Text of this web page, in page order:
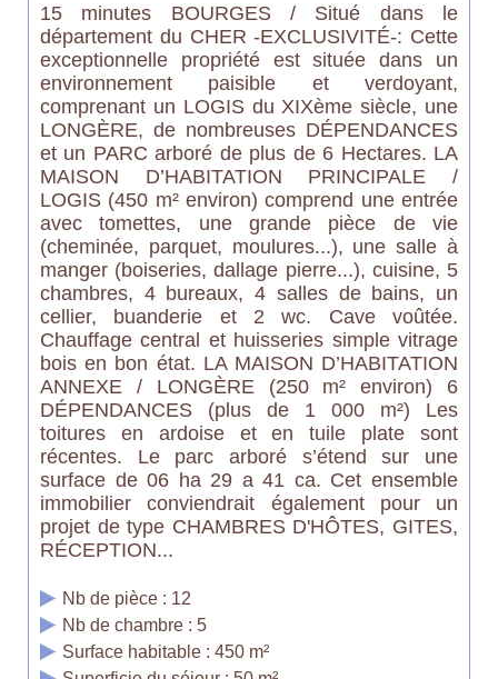
15 minutes BOURGES / Situé dans le
département du CHER -EXCLUSIVITÉ-: Cette
exceptionnelle propriété est située dans un
environnement paisible et verdoyant,
comprenant un LOGIS du XIXème siècle, une
LONGÈRE, de nombreuses DÉPENDANCES
et un PARC arboré de plus de 6 Hectares. LA
MAISON D’HABITATION PRINCIPALE /
LOGIS (450 m² environ) comprend une entrée
avec tomettes, une grande pièce de vie
(cheminée, parquet, moulures...), une salle à
manger (boiseries, dallage pierre...), cuisine, 5
chambres, 4 bureaux, 4 salles de bains, un
cellier, buanderie et 2 wc. Cave voûtée.
Chauffage central et huisseries simple vitrage
bois en bon état. LA MAISON D’HABITATION
ANNEXE / LONGÈRE (250 m² environ) 6
DÉPENDANCES (plus de 1 000 m²) Les
toitures en ardoise et en tuile plate sont
récentes. Le parc arboré s’étend sur une
surface de 06 ha 29 a 41 ca. Cet ensemble
immobilier conviendrait également pour un
projet de type CHAMBRES D'HÔTES, GITES,
RÉCEPTION...
Nb de pièce : 12
Nb de chambre : 5
Surface habitable : 450 m²